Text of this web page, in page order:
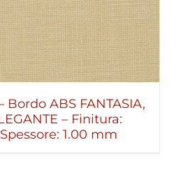
Bordo ABS FANTASIA,
– Finitura:
1.00 mm